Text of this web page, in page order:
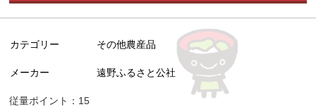
カテゴリー その他農産品
メーカー 遠野ふるさと公社
従量ポイント：15